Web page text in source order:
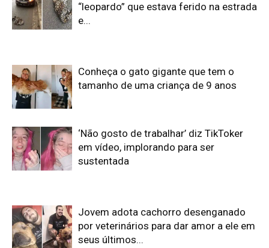
“leopardo” que estava ferido na estrada
e...
Conheça o gato gigante que tem o
tamanho de uma criança de 9 anos
‘Não gosto de trabalhar’ diz TikToker
em vídeo, implorando para ser
sustentada
Jovem adota cachorro desenganado
por veterinários para dar amor a ele em
seus últimos...